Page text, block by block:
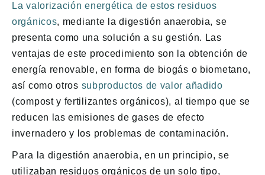
La valorización energética de estos residuos
orgánicos, mediante la digestión anaerobia, se
presenta como una solución a su gestión. Las
ventajas de este procedimiento son la obtención de
energía renovable, en forma de biogás o biometano,
así como otros subproductos de valor añadido
(compost y fertilizantes orgánicos), al tiempo que se
reducen las emisiones de gases de efecto
invernadero y los problemas de contaminación.
Para la digestión anaerobia, en un principio, se
utilizaban residuos orgánicos de un solo tipo,